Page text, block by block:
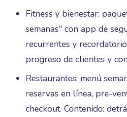
Fitness y bienestar:
semanas" con app de
recurrentes y
progreso de clientes y
Restaurantes: menú
reservas en línea, pre-
checkout. Contenido: